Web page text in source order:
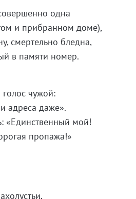
одна
и прибранном доме),
смертельно бледна,
в памяти номер.
голос чужой:
адреса даже».
«Единственный мой!
пропажа!»